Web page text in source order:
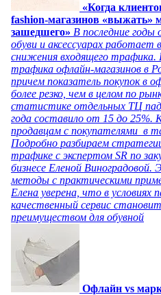
«Когда
fashion-магазинов «выжать»
зашедшего» В последние годы
обуви и аксессуарах работает
снижения входящего трафика.
трафика офлайн-магазинов в
причем показатель покупок в
более резко, чем в целом по
статистике отдельных ТЦ
года составило от 15 до
продавцам с покупателями в
Подробно разбираем
трафике с экспертом SR по
бизнесе Еленой Виноградовой.
методы с практическими
Елена уверена, что в
качественный сервис
преимуществом для обувной
Офлайн vs